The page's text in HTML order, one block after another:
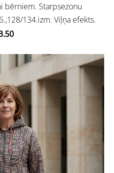
bērniem. Starpsezonu
134.izm. Viļņa efekts.